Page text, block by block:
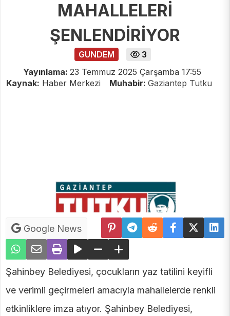
MAHALLELERİ
ŞENLENDİRİYOR
GUNDEM
3
Yayınlama: 23 Temmuz 2025 Çarşamba 17:55
Kaynak: Haber Merkezi Muhabir: Gaziantep Tutku
Google News
Şahinbey Belediyesi, çocukların yaz tatilini keyifli
ve verimli geçirmeleri amacıyla mahallelerde renkli
etkinliklere imza atıyor. Şahinbey Belediyesi,